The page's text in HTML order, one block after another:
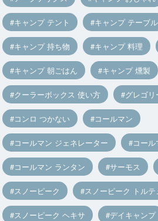
キャンプ テント キャンプ テーブル
キャンプ 持ち物 キャンプ 料理
キャンプ 朝ごはん キャンプ 燻製
クーラーボックス 使い方 グレゴリ
コンロ つかない コールマン
コールマン ジェネレーター コール
コールマン ランタン サーモス
スノーピーク スノーピーク トルテ
スノーピーク ヘキサ デイキャンプ